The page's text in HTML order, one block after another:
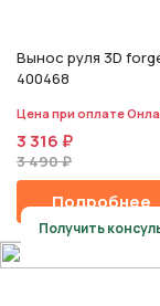
Вынос руля 3D
400468
Цена при оплате
3 316 ₽
3 490 ₽
Подробнее
Получить